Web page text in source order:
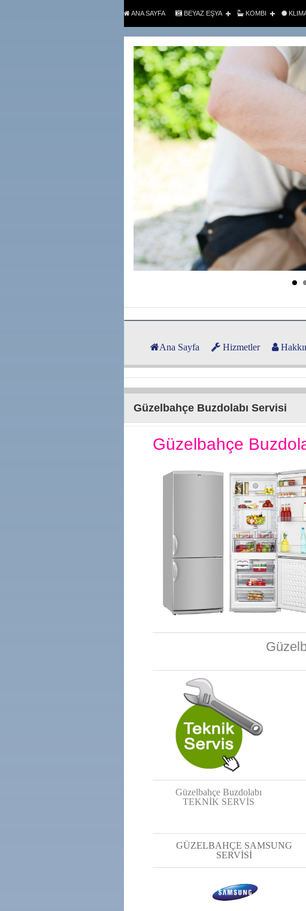
ANA SAYFA BEYAZ EŞYA KOMBI
Ana Sayfa Hizmetler
Güzelbahçe Buzdolabı Servisi
Güzelbahçe
Güzelbahçe Buzdolabı
TEKNİK SERVİS
GÜZELBAHÇE SAMSUNG
SERVİSİ